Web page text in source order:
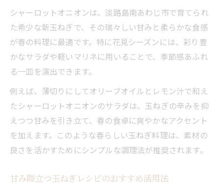
シャーロットオニオンは、淡路島南あわじ市で育てられ
た希少な新玉ねぎで、その瑞々しい甘みと柔らかな食感
が春の料理に最適です。特に花見シーズンには、彩り豊
かなサラダや軽いマリネに用いることで、季節感あふれ
る一皿を演出できます。
例えば、薄切りにしてオリーブオイルとレモン汁で和え
たシャーロットオニオンのサラダは、玉ねぎの辛みを抑
えつつ甘みを引き立て、春の食卓に爽やかなアクセント
を加えます。このような春らしい玉ねぎ料理は、素材の
良さを活かすためにシンプルな調理法が推奨されます。
甘み際立つ玉ねぎレシピのおすすめ活用法